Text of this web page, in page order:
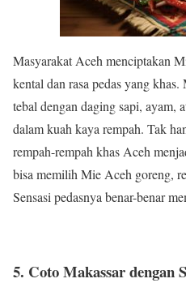
Masyarakat Aceh menciptakan
kental dan rasa pedas yang
tebal dengan daging sapi, ayam,
dalam kuah kaya rempah. Tak
rempah-rempah khas Aceh
bisa memilih Mie Aceh goreng,
Sensasi pedasnya benar-benar
5. Coto Makassar dengan